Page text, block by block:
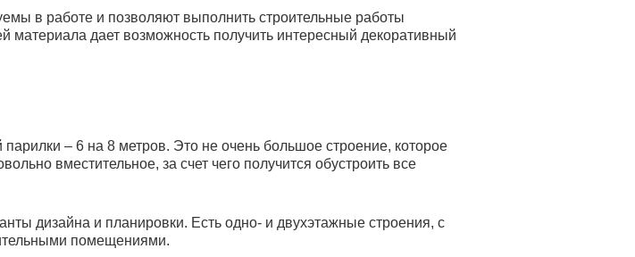
в работе и позволяют выполнить строительные работы
материала дает возможность получить интересный декоративный
– 6 на 8 метров. Это не очень большое строение, которое
вместительное, за счет чего получится обустроить все
дизайна и планировки. Есть одно- и двухэтажные строения, с
помещениями.